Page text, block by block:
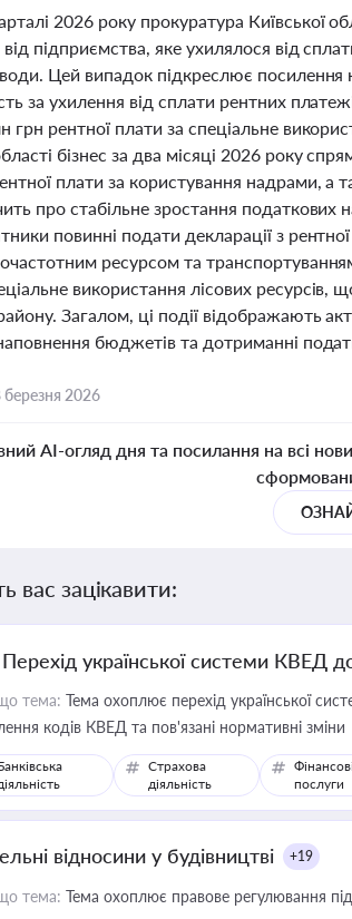
2026 року прокуратура Київської
від підприємства, яке ухилялося від
Цей випадок підкреслює
за ухилення від сплати рентних
грн рентної плати за спеціальне
бізнес за два місяці 2026 року
плати за користування надрами, а
про стабільне зростання податкових
повинні подати декларації з
ресурсом та
використання лісових
Загалом, ці події відображають
бюджетів та дотриманні
березня 2026
AI-огляд дня та посилання на всі
вас зацікавити:
Перехід української системи КВЕД
тема: Тема охоплює перехід української
кодів КВЕД та пов'язані нормативні зміни
Страхова
діяльність
Фінансові
послуги
відносини у будівництві +19
тема: Тема охоплює правове регулювання